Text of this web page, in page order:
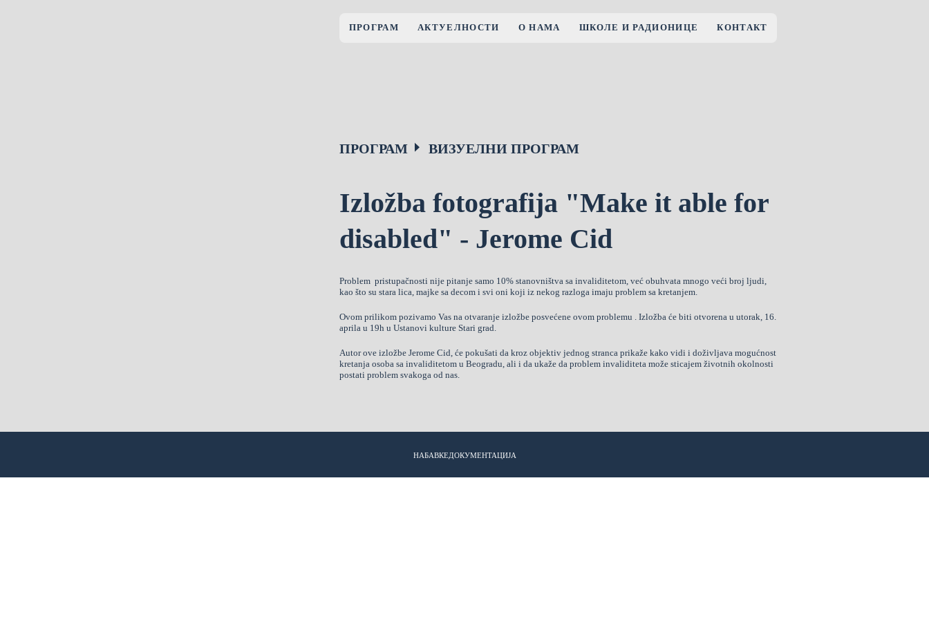
ПРОГРАМ АКТУЕЛНОСТИ О НАМА ШКОЛЕ И РАДИОНИЦЕ КОНТАКТ
ПРОГРАМ ВИЗУЕЛНИ ПРОГРАМ
Izložba fotografija "Make it able for
disabled" - Jerome Cid
Problem pristupačnosti nije pitanje samo 10% stanovništva sa invaliditetom, već obuhvata mnogo veći broj ljudi,
kao što su stara lica, majke sa decom i svi oni koji iz nekog razloga imaju problem sa kretanjem.
Ovom prilikom pozivamo Vas na otvaranje izložbe posvećene ovom problemu . Izložba će biti otvorena u utorak, 16.
aprila u 19h u Ustanovi kulture Stari grad.
Autor ove izložbe Jerome Cid, će pokušati da kroz objektiv jednog stranca prikaže kako vidi i doživljava mogućnost
kretanja osoba sa invaliditetom u Beogradu, ali i da ukaže da problem invaliditeta može sticajem životnih okolnosti
postati problem svakoga od nas.
НАБАВКЕДОКУМЕНТАЦИЈА